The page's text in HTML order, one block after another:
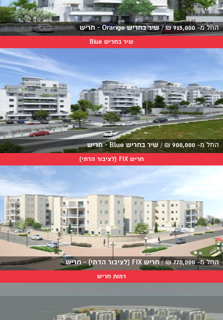
החל מ-915,000
₪
/שיר בחריש Orange - חריש
שיר בחריש Blue
החל מ- 900,000
₪
/ שיר בחריש Blue - חריש
חריש FIX (לציבור הדתי)
החל מ-770,000
₪
/ חריש FIX (לציבור הדתי) - חריש
רמות חריש